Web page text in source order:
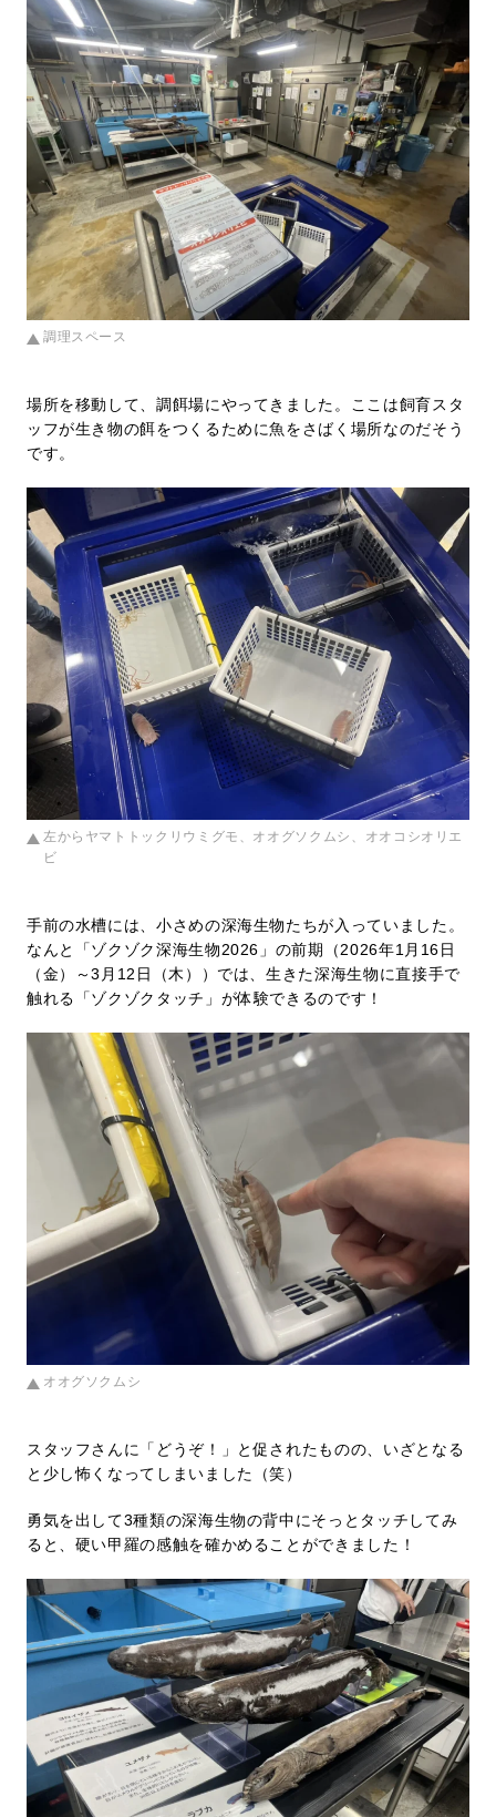
調理スペース
場所を移動して、調餌場にやってきました。ここは飼育スタ
ッフが生き物の餌をつくるために魚をさばく場所なのだそう
です。
左からヤマトトックリウミグモ、オオグソクムシ、オオコシオリエ
ビ
手前の水槽には、小さめの深海生物たちが入っていました。
なんと「ゾクゾク深海生物2026」の前期（2026年1月16日
（金）～3月12日（木））では、生きた深海生物に直接手で
触れる「ゾクゾクタッチ」が体験できるのです！
オオグソクムシ
スタッフさんに「どうぞ！」と促されたものの、いざとなる
と少し怖くなってしまいました（笑）
勇気を出して3種類の深海生物の背中にそっとタッチしてみ
ると、硬い甲羅の感触を確かめることができました！